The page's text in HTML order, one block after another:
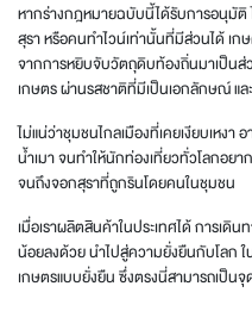
หากร่างกฎหมายฉบับนี้ได้รับการอนุมัติ
สุรา หรือคนทำไวน์เท่านั้นที่มีส่วนได้ เ
จากการหยิบจับวัตถุดิบท้องถิ่นมาเป็น
เกษตร ผ่านรสชาติที่มีเป็นเอกลักษณ์ แล
ไม่แน่ว่าชุมชนไกลเมืองที่เคยเงียบเหง
น้ำเมา จนทำให้นักท่องเที่ยวทั่วโลกอย
จนถึงจอกสุราที่ถูกรินโดยคนในชุมชน
เมื่อเราผลิตสินค้าในประเทศได้ การเ
น้อยลงด้วย นำไปสู่ความยั่งยืนกับโลก
เกษตรแบบยั่งยืน ซึ่งตรงนี่สามารถเป็นจุ